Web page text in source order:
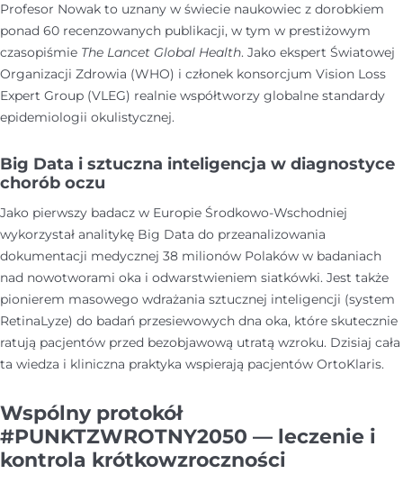
Profesor Nowak to uznany w świecie naukowiec z dorobkiem
ponad 60 recenzowanych publikacji, w tym w prestiżowym
czasopiśmie The Lancet Global Health. Jako ekspert Światowej
Organizacji Zdrowia (WHO) i członek konsorcjum Vision Loss
Expert Group (VLEG) realnie współtworzy globalne standardy
epidemiologii okulistycznej.
Big Data i sztuczna inteligencja w diagnostyce
chorób oczu
Jako pierwszy badacz w Europie Środkowo-Wschodniej
wykorzystał analitykę Big Data do przeanalizowania
dokumentacji medycznej 38 milionów Polaków w badaniach
nad nowotworami oka i odwarstwieniem siatkówki. Jest także
pionierem masowego wdrażania sztucznej inteligencji (system
RetinaLyze) do badań przesiewowych dna oka, które skutecznie
ratują pacjentów przed bezobjawową utratą wzroku. Dzisiaj cała
ta wiedza i kliniczna praktyka wspierają pacjentów OrtoKlaris.
Wspólny protokół
#PUNKTZWROTNY2050 — leczenie i
kontrola krótkowzroczności